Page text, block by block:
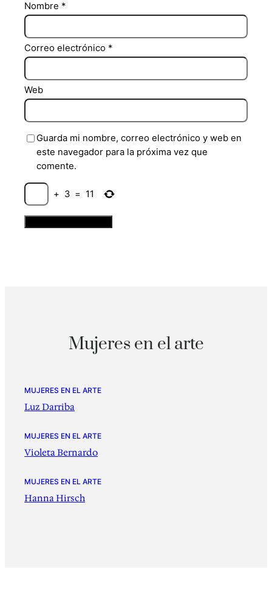
Nombre *
Correo electrónico *
Web
Guarda mi nombre, correo electrónico y web en
este navegador para la próxima vez que
comente.
+ 3 = 11
Mujeres en el arte
MUJERES EN EL ARTE
Luz Darriba
MUJERES EN EL ARTE
Violeta Bernardo
MUJERES EN EL ARTE
Hanna Hirsch